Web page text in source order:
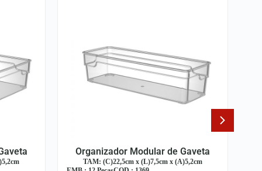
Organizador Modular de Gaveta
TAM: (C)15cm x (L)15cm x (A)5,2cm